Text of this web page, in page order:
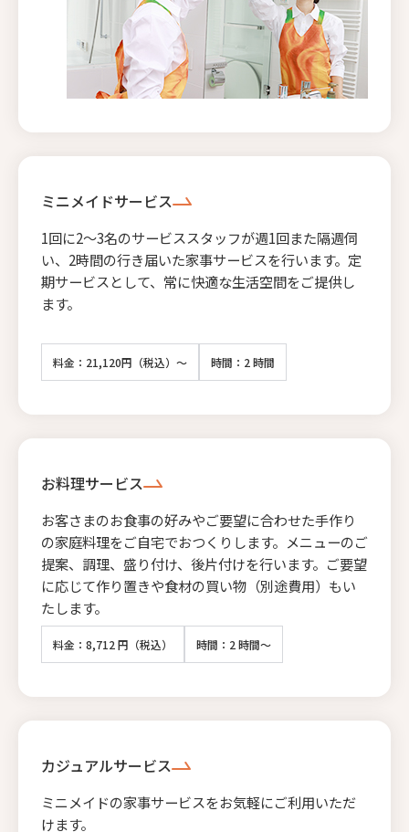
ミニメイドサービス
1回に2〜3名のサービススタッフが週1回また隔週伺
い、2時間の行き届いた家事サービスを行います。定
期サービスとして、常に快適な生活空間をご提供し
ます。
料金：21,120円（税込）～ 時間：2 時間
お料理サービス
お客さまのお食事の好みやご要望に合わせた手作り
の家庭料理をご自宅でおつくりします。メニューのご
提案、調理、盛り付け、後片付けを行います。ご要望
に応じて作り置きや食材の買い物（別途費用）もい
たします。
料金：8,712 円（税込） 時間：2 時間～
カジュアルサービス
ミニメイドの家事サービスをお気軽にご利用いただ
けます。